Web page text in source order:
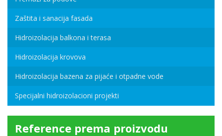
Zaštita i sanacija fasada
Hidroizolacija balkona i terasa
Hidroizolacija krovova
Hidroizolacija bazena za pijaće i otpadne vode
Specijalni hidroizolacioni projekti
Reference prema proizvodu